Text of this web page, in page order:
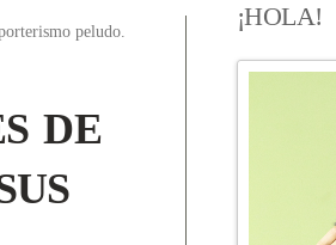
SOBRE EVA
EN EL NOMBRE DEL GATO -
peludo.
DE
¡HOLA!